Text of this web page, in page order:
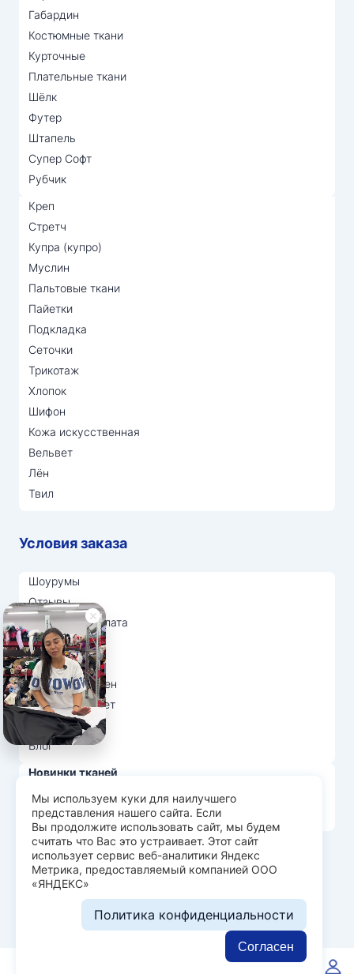
Габардин
Костюмные ткани
Курточные
Плательные ткани
Шёлк
Футер
Штапель
Супер Софт
Рубчик
Креп
Стретч
Купра (купро)
Муслин
Пальтовые ткани
Пайетки
Подкладка
Сеточки
Трикотаж
Хлопок
Шифон
Кожа искусственная
Вельвет
Лён
Твил
Условия заказа
Шоурумы
Отзывы
Доставка и оплата
О нас
Вопрос-ответ
Возврат и обмен
Личный кабинет
Ткани оптом
Блог
Новинки тканей
Распродажа тканей
Лидеры продаж
© Арт Текс — продажа тканей оптом, 2026
Пользовательское соглашение
Политика конфиденциальности
Разработка сайта —
Мы используем куки для наилучшего
представления нашего сайта. Если
Вы продолжите использовать сайт, мы будем
считать что Вас это устраивает. Этот сайт
использует сервис веб-аналитики Яндекс
Метрика, предоставляемый компанией ООО
«ЯНДЕКС»
Политика конфиденциальности
Согласен